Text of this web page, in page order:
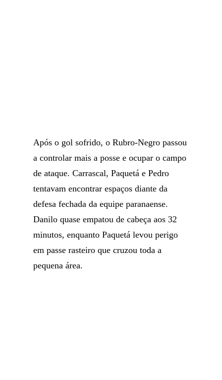
Após o gol sofrido, o Rubro-Negro passou
a controlar mais a posse e ocupar o campo
de ataque. Carrascal, Paquetá e Pedro
tentavam encontrar espaços diante da
defesa fechada da equipe paranaense.
Danilo quase empatou de cabeça aos 32
minutos, enquanto Paquetá levou perigo
em passe rasteiro que cruzou toda a
pequena área.